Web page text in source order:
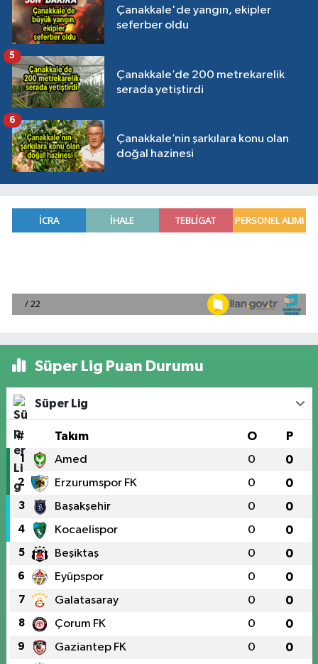
Çanakkale'de yangın, ekipler
seferber oldu
Çanakkale’de 200 metrekarelik
serada yetiştirdi
5
Çanakkale’nin şarkılara konu olan
doğal hazinesi
6
Süper Lig Puan Durumu
Süper Lig
# Takım O P
1 Amed 0 0
2 Erzurumspor FK 0 0
3 Başakşehir 0 0
4 Kocaelispor 0 0
5 Beşiktaş 0 0
6 Eyüpspor 0 0
7 Galatasaray 0 0
8 Çorum FK 0 0
9 Gaziantep FK 0 0